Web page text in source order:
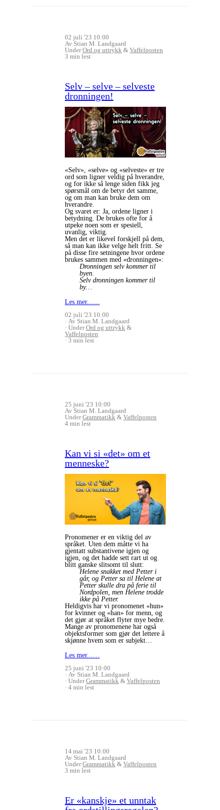
02 juli '23 10:00
Av Stian M. Landgaard
UnderOrd og uttrykk & Vaffelposten
3 min lest
Selv – selve – selveste
dronningen!
«Selv», «selve» og «selveste» er tre
ord som ligner veldig på hverandre,
og for ikke så lenge siden fikk jeg
spørsmål om de betyr det samme,
og om man kan bruke dem om
hverandre.
Og svaret er: Ja, ordene ligner i
betydning. De brukes ofte for å
utpeke noen som er spesiell,
uvanlig, viktig.
Men det er likevel forskjell på dem,
så man kan ikke velge helt fritt. Se
på disse fire setningene hvor ordene
brukes sammen med «dronningen»:
Dronningen selv kommer til
byen.
Selv dronningen kommer til
by…
Les mer...…
02 juli '23 10:00
Av Stian M. Landgaard
UnderOrd og uttrykk &
Vaffelposten
3 min lest
25 juni '23 10:00
Av Stian M. Landgaard
UnderGrammatikk & Vaffelposten
4 min lest
Kan vi si «det» om et
menneske?
Pronomener er en viktig del av
språket. Uten dem måtte vi ha
gjentatt substantivene igjen og
igjen, og det hadde sett rart ut og
blitt ganske slitsomt til slutt:
Helene snakket med Petter i
går, og Petter sa til Helene at
Petter skulle dra på ferie til
Nordpolen, men Helene trodde
ikke på Petter.
Heldigvis har vi pronomenet «hun»
for kvinner og «han» for menn, og
det gjør at språket flyter mye bedre.
Mange av pronomenene har også
objektsformer som gjør det lettere å
skjønne hvem som er subjekt…
Les mer...…
25 juni '23 10:00
Av Stian M. Landgaard
UnderGrammatikk & Vaffelposten
4 min lest
14 mai '23 10:00
Av Stian M. Landgaard
UnderGrammatikk & Vaffelposten
3 min lest
Er «kanskje» et unntak